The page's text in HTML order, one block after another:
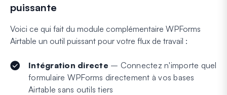
puissante
Voici ce qui fait du module complémentaire WPForms
Airtable un outil puissant pour votre flux de travail :
Intégration directe – Connectez n'importe quel
formulaire WPForms directement à vos bases
Airtable sans outils tiers